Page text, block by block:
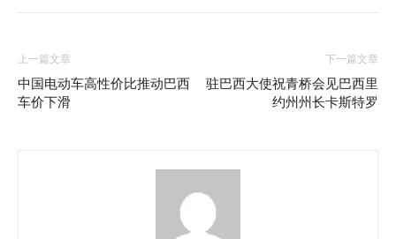
上一篇文章
中国电动车高性价比推动巴西
车价下滑
下一篇文章
驻巴西大使祝青桥会见巴西里
约州州长卡斯特罗